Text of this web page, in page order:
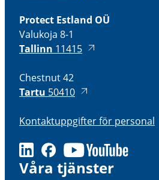
Protect Estland OÜ
Valukoja 8-1
Tallinn 11415
Chestnut 42
Tartu 50410
Kontaktuppgifter för personal
LinkedInFacebook
Youtube
Våra tjänster